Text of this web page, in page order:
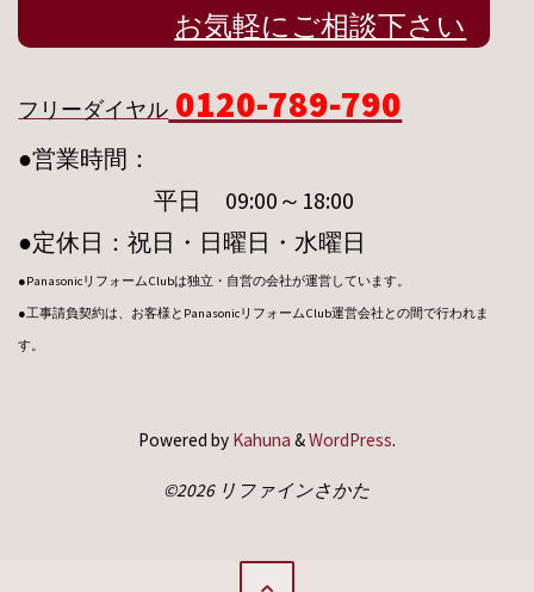
お気軽にご相談下さい
フリーダイヤル 0120-789-790
●営業時間：
平日 09:00～18:00
●定休日：祝日・日曜日・水曜日
●PanasonicリフォームClubは独立・自営の会社が運営しています。
●工事請負契約は、お客様とPanasonicリフォームClub運営会社との間で行われま
す。
Powered by Kahuna &WordPress.
©2026 リファインさかた